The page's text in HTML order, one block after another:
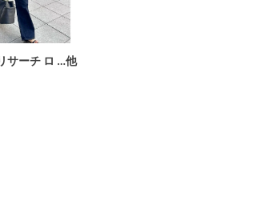
サーチ ロ …他